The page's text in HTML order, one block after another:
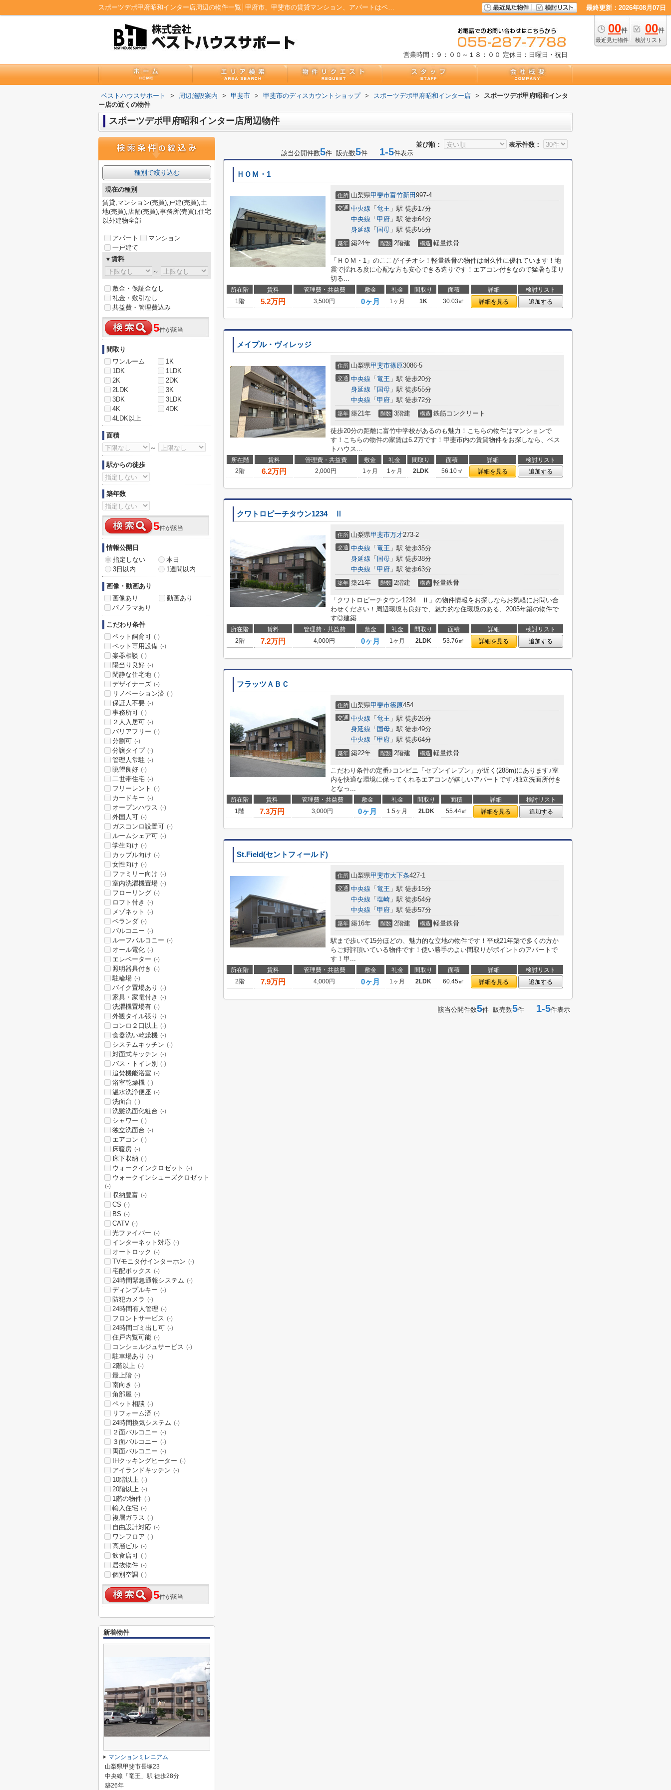
スポーツデポ甲府昭和インター店周辺の物件一覧│甲府市、甲斐市の賃貸マンション、アパートはベストハウスサポート 最終更新：2026年08月07日
00件
最近見た物件
00件
検討リスト
営業時間：９：００～１８：００ 定休日：日曜日・祝日
ベストハウスサポート > 周辺施設案内 > 甲斐市 > 甲斐市のディスカウントショップ > スポーツデポ甲府昭和インター店 >
スポーツデポ甲府昭和インタ
ー店の近くの物件
スポーツデポ甲府昭和インター店周辺物件
並び順：
表示件数：
該当公開件数5件 販売数5件 1-5件表示
ＨＯＭ・1
住所 山梨県甲斐市富竹新田 997-4
交通 中央線 「 竜王 」駅 徒歩17分
中央線 「 甲府 」駅 徒歩64分
身延線 「 国母 」駅 徒歩55分
築年 築24年 階数 2階建 構造 軽量鉄骨
「ＨＯＭ・1」のここがイチオシ！軽量鉄骨の物件は耐久性に優れています！地
震で揺れる度に心配な方も安心できる造りです！エアコン付きなので猛暑も乗り
切る...
所在階 賃料 管理費・共益費 敷金 礼金 間取り 面積 詳細
検討リスト
1階
5.2万円 3,500円 0ヶ月 1ヶ月 1K 30.03㎡ 詳細を見る 追加する
メイプル・ヴィレッジ
住所 山梨県甲斐市篠原3086-5
交通 中央線 「 竜王 」駅 徒歩20分
身延線 「 国母 」駅 徒歩55分
中央線 「 甲府 」駅 徒歩72分
築年 築21年 階数 3階建 構造 鉄筋コンクリート
徒歩20分の距離に富竹中学校があるのも魅力！こちらの物件はマンションで
す！こちらの物件の家賃は6.2万です！甲斐市内の賃貸物件をお探しなら、ベス
トハウス...
所在階 賃料 管理費・共益費 敷金 礼金 間取り 面積 詳細
検討リスト
2階
6.2万円 2,000円 1ヶ月 1ヶ月 2LDK 56.10㎡ 詳細を見る 追加する
クワトロピーチタウン1234 Ⅱ
住所 山梨県甲斐市万才273-2
交通 中央線 「 竜王 」駅 徒歩35分
身延線 「 国母 」駅 徒歩38分
中央線 「 甲府 」駅 徒歩63分
築年 築21年 階数 2階建 構造 軽量鉄骨
「クワトロピーチタウン1234 Ⅱ」の物件情報をお探しならお気軽にお問い合
わせください！周辺環境も良好で、魅力的な住環境のある、2005年築の物件で
す◎建築...
所在階 賃料 管理費・共益費 敷金 礼金 間取り 面積 詳細
検討リスト
2階
7.2万円 4,000円 0ヶ月 1ヶ月 2LDK 53.76㎡ 詳細を見る 追加する
フラッツＡＢＣ
住所 山梨県甲斐市篠原454
交通 中央線 「 竜王 」駅 徒歩26分
身延線 「 国母 」駅 徒歩49分
中央線 「 甲府 」駅 徒歩64分
築年 築22年 階数 2階建 構造 軽量鉄骨
こだわり条件の定番♪コンビニ「セブンイレブン」が近く(288m)にあります♪室
内を快適な環境に保ってくれるエアコンが嬉しいアパートです♪独立洗面所付き
となっ...
所在階 賃料 管理費・共益費 敷金 礼金 間取り 面積 詳細
検討リスト
1階
7.3万円 3,000円 0ヶ月 1.5ヶ月 2LDK 55.44㎡ 詳細を見る 追加する
St.Field(セントフィールド)
住所 山梨県甲斐市大下条427-1
交通 中央線 「 竜王 」駅 徒歩15分
中央線 「 塩崎 」駅 徒歩54分
中央線 「 甲府 」駅 徒歩57分
築年 築16年 階数 2階建 構造 軽量鉄骨
駅まで歩いて15分ほどの、魅力的な立地の物件です！平成21年築で多くの方か
らご好評頂いている物件です！使い勝手のよい間取りがポイントのアパートで
す！甲...
所在階 賃料 管理費・共益費 敷金 礼金 間取り 面積 詳細
検討リスト
2階
7.9万円 4,000円 0ヶ月 1ヶ月 2LDK 60.45㎡ 詳細を見る 追加する
該当公開件数5件 販売数5件 1-5件表示
種別で絞り込む
現在の種別
賃貸,マンション(売買),戸建(売買),土
地(売買),店舗(売買),事務所(売買),住宅
以外建物全部
アパート
マンション
一戸建て
▼賃料
～
敷金・保証金なし
礼金・敷引なし
共益費・管理費込み
5件が該当
間取り
ワンルーム
1K
1DK
1LDK
2K
2DK
2LDK
3K
3DK
3LDK
4K
4DK
4LDK以上
面積
～
駅からの徒歩
築年数
5件が該当
情報公開日
指定しない
本日
3日以内
1週間以内
画像・動画あり
画像あり
動画あり
パノラマあり
こだわり条件
ペット飼育可 (-)
ペット専用設備 (-)
楽器相談 (-)
陽当り良好 (-)
閑静な住宅地 (-)
デザイナーズ (-)
リノベーション済 (-)
保証人不要 (-)
事務所可 (-)
２人入居可 (-)
バリアフリー (-)
分割可 (-)
分譲タイプ (-)
管理人常駐 (-)
眺望良好 (-)
二世帯住宅 (-)
フリーレント (-)
カードキー (-)
オープンハウス (-)
外国人可 (-)
ガスコンロ設置可 (-)
ルームシェア可 (-)
学生向け (-)
カップル向け (-)
女性向け (-)
ファミリー向け (-)
室内洗濯機置場 (-)
フローリング (-)
ロフト付き (-)
メゾネット (-)
ベランダ (-)
バルコニー (-)
ルーフバルコニー (-)
オール電化 (-)
エレベーター (-)
照明器具付き (-)
駐輪場 (-)
バイク置場あり (-)
家具・家電付き (-)
洗濯機置場有 (-)
外観タイル張り (-)
コンロ２口以上 (-)
食器洗い乾燥機 (-)
システムキッチン (-)
対面式キッチン (-)
バス・トイレ別 (-)
追焚機能浴室 (-)
浴室乾燥機 (-)
温水洗浄便座 (-)
洗面台 (-)
洗髪洗面化粧台 (-)
シャワー (-)
独立洗面台 (-)
エアコン (-)
床暖房 (-)
床下収納 (-)
ウォークインクロゼット (-)
ウォークインシューズクロゼット
(-)
収納豊富 (-)
CS (-)
BS (-)
CATV (-)
光ファイバー (-)
インターネット対応 (-)
オートロック (-)
TVモニタ付インターホン (-)
宅配ボックス (-)
24時間緊急通報システム (-)
ディンプルキー (-)
防犯カメラ (-)
24時間有人管理 (-)
フロントサービス (-)
24時間ゴミ出し可 (-)
住戸内覧可能 (-)
コンシェルジュサービス (-)
駐車場あり (-)
2階以上 (-)
最上階 (-)
南向き (-)
角部屋 (-)
ペット相談 (-)
リフォーム済 (-)
24時間換気システム (-)
２面バルコニー (-)
３面バルコニー (-)
両面バルコニー (-)
IHクッキングヒーター (-)
アイランドキッチン (-)
10階以上 (-)
20階以上 (-)
1階の物件 (-)
輸入住宅 (-)
複層ガラス (-)
自由設計対応 (-)
ワンフロア (-)
高層ビル (-)
飲食店可 (-)
居抜物件 (-)
個別空調 (-)
5件が該当
新着物件
マンションミレニアム
山梨県甲斐市長塚23
中央線「竜王」駅 徒歩28分
築26年